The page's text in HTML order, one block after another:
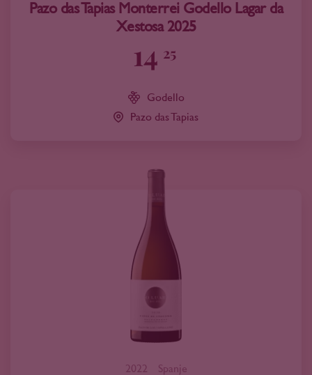
Pazo das Tapias Monterrei Godello Lagar da
Xestosa 2025
14 25
Godello
Pazo das Tapias
2022 Spanje